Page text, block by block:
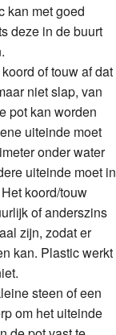
kan met goed
deze in de buurt
of touw af dat
niet slap, van
pot kan worden
uiteinde moet
onder water
uiteinde moet in
koord/touw
of anderszins
zijn, zodat er
kan. Plastic werkt
steen of een
om het uiteinde